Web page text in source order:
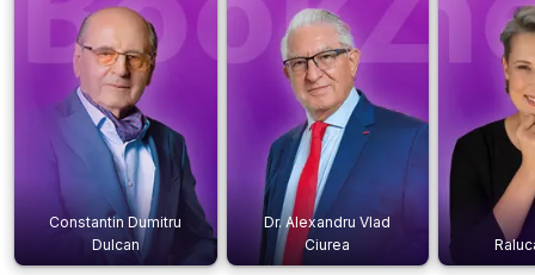
Constantin Dumitru
Dulcan
Dr. Alexandru Vlad
Ciurea